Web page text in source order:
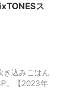
ス
き込みごはん
。【2023年